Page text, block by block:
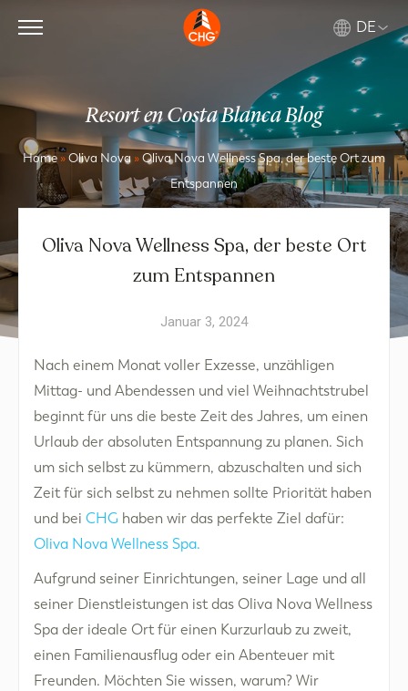
DE
Resort en Costa Blanca Blog
Home »Oliva Nova »Oliva Nova Wellness Spa, der beste Ort zum
Entspannen
Oliva Nova Wellness Spa, der beste Ort
zum Entspannen
Januar 3, 2024
Nach einem Monat voller Exzesse, unzähligen
Mittag- und Abendessen und viel Weihnachtstrubel
beginnt für uns die beste Zeit des Jahres, um einen
Urlaub der absoluten Entspannung zu planen. Sich
um sich selbst zu kümmern, abzuschalten und sich
Zeit für sich selbst zu nehmen sollte Priorität haben
und bei CHG haben wir das perfekte Ziel dafür:
Oliva Nova Wellness Spa.
Aufgrund seiner Einrichtungen, seiner Lage und all
seiner Dienstleistungen ist das Oliva Nova Wellness
Spa der ideale Ort für einen Kurzurlaub zu zweit,
einen Familienausflug oder ein Abenteuer mit
Freunden. Möchten Sie wissen, warum? Wir